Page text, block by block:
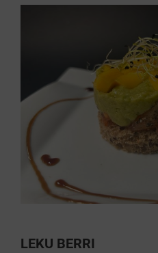
LEKU BERRI